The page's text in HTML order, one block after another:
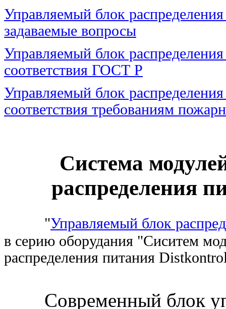
Управляемый блок
задаваемые вопросы
Управляемый блок
соответствия ГОСТ Р
Управляемый блок
соответствия требованиям
Система
распределения
"Управляемый блок
в серию оборудания "Сиситем
распределения питания
Современный блок